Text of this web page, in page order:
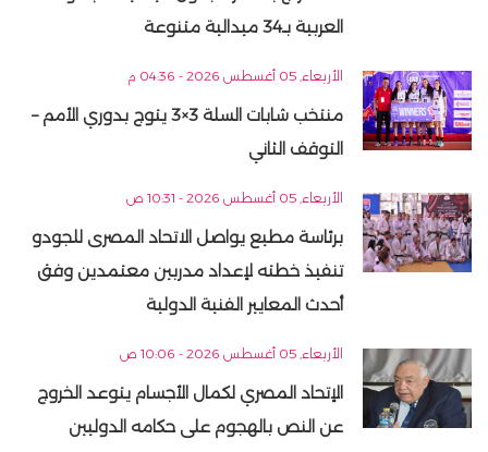
العربية بـ34 ميدالية متنوعة
الأربعاء, 05 أغسطس 2026 - 04:36 م
منتخب شابات السلة 3×3 يتوج بدوري الأمم –
التوقف الثاني
الأربعاء, 05 أغسطس 2026 - 10:31 ص
برئاسة مطيع يواصل الاتحاد المصرى للجودو
تنفيذ خطته لإعداد مدربين معتمدين وفق
أحدث المعايير الفنية الدولية
الأربعاء, 05 أغسطس 2026 - 10:06 ص
الإتحاد المصري لكمال الأجسام يتوعد الخروج
عن النص بالهجوم على حكامه الدوليين